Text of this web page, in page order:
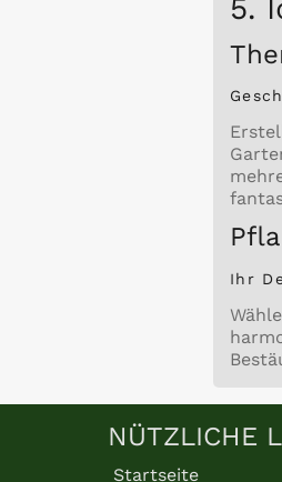
5.
Ihr
NÜTZLICHE
Startseite